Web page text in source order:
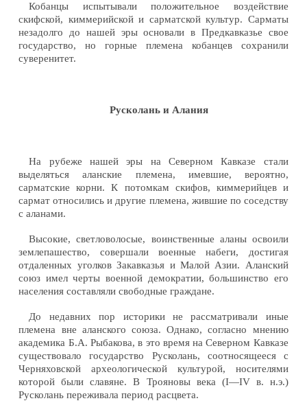
Кобанцы испытывали положительное воздействие
скифской, киммерийской и сарматской культур. Сарматы
незадолго до нашей эры основали в Предкавказье свое
государство, но горные племена кобанцев сохранили
суверенитет.
Русколань и Алания
На рубеже нашей эры на Северном Кавказе стали
выделяться аланские племена, имевшие, вероятно,
сарматские корни. К потомкам скифов, киммерийцев и
сармат относились и другие племена, жившие по соседству
с аланами.
Высокие, светловолосые, воинственные аланы освоили
землепашество, совершали военные набеги, достигая
отдаленных уголков Закавказья и Малой Азии. Аланский
союз имел черты военной демократии, большинство его
населения составляли свободные граждане.
До недавних пор историки не рассматривали иные
племена вне аланского союза. Однако, согласно мнению
академика Б.А. Рыбакова, в это время на Северном Кавказе
существовало государство Русколань, соотносящееся с
Черняховской археологической культурой, носителями
которой были славяне. В Трояновы века (I—IV в. н.э.)
Русколань переживала период расцвета.